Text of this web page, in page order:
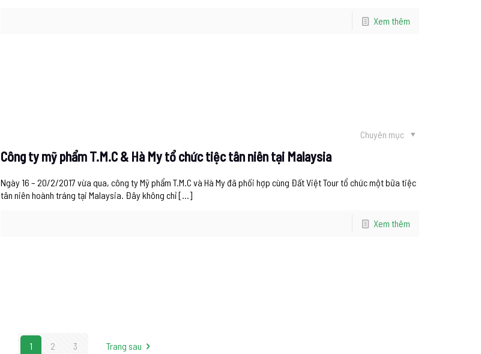
Xem thêm
Chuyên mục
Công ty mỹ phẩm T.M.C & Hà My tổ chức tiệc tân niên tại Malaysia
Ngày 16 – 20/2/2017 vừa qua, công ty Mỹ phẩm T.M.C và Hà My đã phối hợp cùng Đất Việt Tour tổ chức một bữa tiệc
tân niên hoành tráng tại Malaysia. Đây không chỉ[…]
Xem thêm
1 2 3 Trang sau